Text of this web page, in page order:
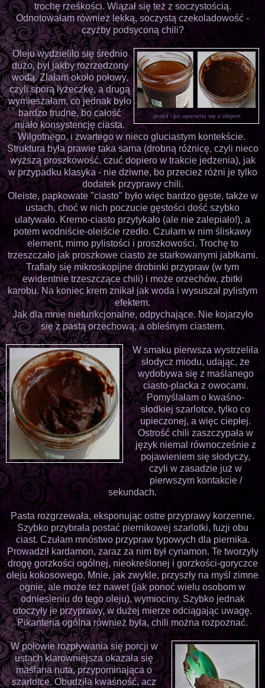
trochę rześkości. Wiązał się też z soczystością.
Odnotowałam również lekką, soczystą czekoladowość -
czyżby podsyconą chili?
przed i po uporaniu się z olejem
Oleju wydzieliło się średnio
dużo, był jakby rozrzedzony
wodą. Zlałam około połowy,
czyli sporą łyżeczkę, a drugą
wymieszałam, co jednak było
bardzo trudne, bo całość
miało konsystencję ciasta.
Wilgotnego, i zwartego w nieco gluciastym kontekście.
Struktura była prawie taka sama (drobną różnicę, czyli nieco
wyższą proszkowość, czuć dopiero w trakcie jedzenia), jak
w przypadku klasyka - nie dziwne, bo przecież różni je tylko
dodatek przyprawy chili.
Oleiste, papkowate "ciasto" było więc bardzo gęste, także w
ustach, choć w nich poczucie gęstości dość szybko
ulatywało. Kremo-ciasto przytykało (ale nie zalepiało!), a
potem wodniście-oleiście rzedło. Czułam w nim śliskawy
element, mimo pylistości i proszkowości. Trochę to
trzeszczało jak proszkowe ciasto ze starkowanymi jabłkami.
Trafiały się mikroskopijne drobinki przypraw (w tym
ewidentnie trzeszczące chili) i może orzechów, zbitki
karobu. Na koniec krem znikał jak woda i wysuszał pylistym
efektem.
Jak dla mnie niefunkcjonalne, odpychające. Nie kojarzyło
się z pastą orzechową, a obleśnym ciastem.
W smaku pierwsza wystrzeliła
słodycz miodu, udając, że
wydobywa się z maślanego
ciasto-placka z owocami.
Pomyślałam o kwaśno-
słodkiej szarlotce, tylko co
upieczonej, a więc ciepłej.
Ostrość chili zaszczypała w
język niemal równocześnie z
pojawieniem się słodyczy,
czyli w zasadzie już w
pierwszym kontakcie /
sekundach.
Pasta rozgrzewała, eksponując ostre przyprawy korzenne.
Szybko przybrała postać piernikowej szarlotki, fuzji obu
ciast. Czułam mnóstwo przypraw typowych dla piernika.
Prowadził kardamon, zaraz za nim był cynamon. Te tworzyły
drogę gorzkości ogólnej, nieokreślonej i gorzkości-goryczce
oleju kokosowego. Mnie, jak zwykle, przyszły na myśl zimne
ognie, ale może też nawet (jak ponoć wielu osobom w
odniesieniu do tego oleju), wymiociny. Szybko jednak
otoczyły je przyprawy, w dużej mierze odciągając uwagę.
Pikanteria ogólna również była, chili można rozpoznać.
W połowie rozpływania się porcji w
ustach klarowniejsza okazała się
maślana nuta, przypominająca o
szarlotce. Obudziła kwaśność, acz